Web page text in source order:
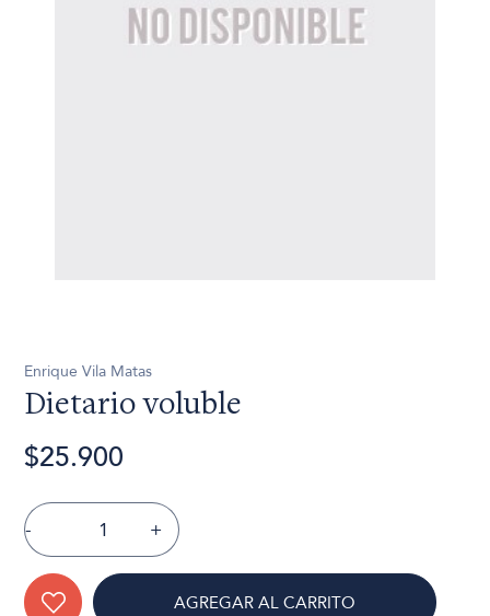
Enrique Vila Matas
Dietario voluble
$25.900
- +
AGREGAR AL CARRITO